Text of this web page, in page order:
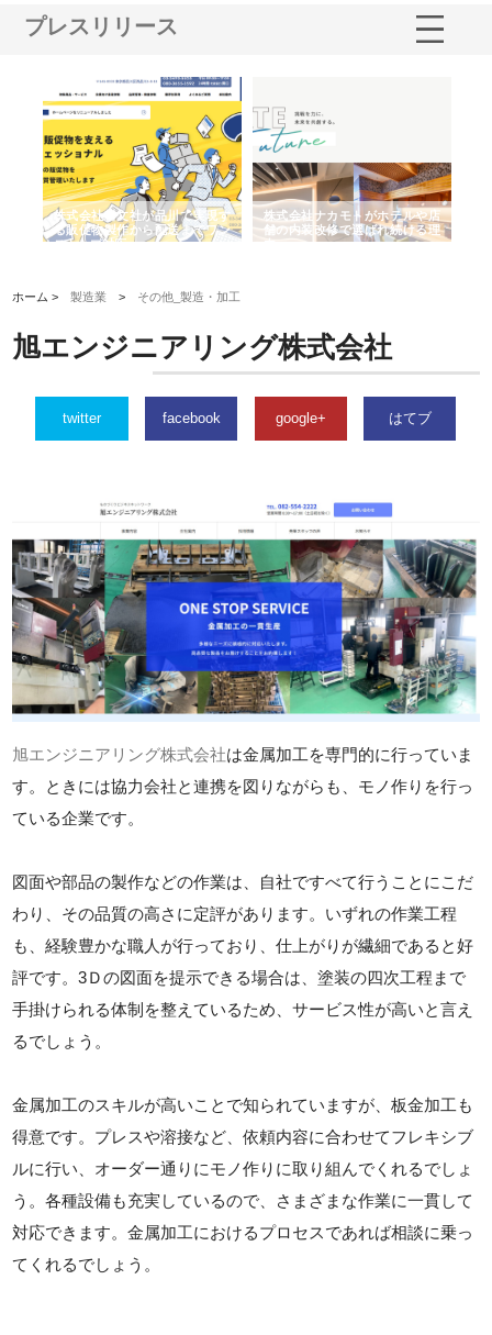
プレスリリース
株式会社耕文社が品川で実現す
る販促物製作から配送までワン
ストップ対応
株式会社ナカモトがホテルや店
舗の内装改修で選ばれ続ける理
由
ホーム >製造業 > その他_製造・加工
旭エンジニアリング株式会社
twitter facebook google+ はてブ
旭エンジニアリング株式会社は金属加工を専門的に行っていま
す。ときには協力会社と連携を図りながらも、モノ作りを行っ
ている企業です。
図面や部品の製作などの作業は、自社ですべて行うことにこだ
わり、その品質の高さに定評があります。いずれの作業工程
も、経験豊かな職人が行っており、仕上がりが繊細であると好
評です。3Ｄの図面を提示できる場合は、塗装の四次工程まで
手掛けられる体制を整えているため、サービス性が高いと言え
るでしょう。
金属加工のスキルが高いことで知られていますが、板金加工も
得意です。プレスや溶接など、依頼内容に合わせてフレキシブ
ルに行い、オーダー通りにモノ作りに取り組んでくれるでしょ
う。各種設備も充実しているので、さまざまな作業に一貫して
対応できます。金属加工におけるプロセスであれば相談に乗っ
てくれるでしょう。